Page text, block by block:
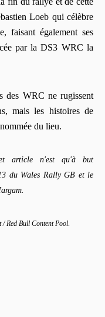
Loeb qui célèbre
faisant également ses
par la DS3 WRC la
des WRC ne rugissent
mais les histoires de
du lieu.
article n'est qu'à but
du Wales Rally GB et le
Red Bull Content Pool